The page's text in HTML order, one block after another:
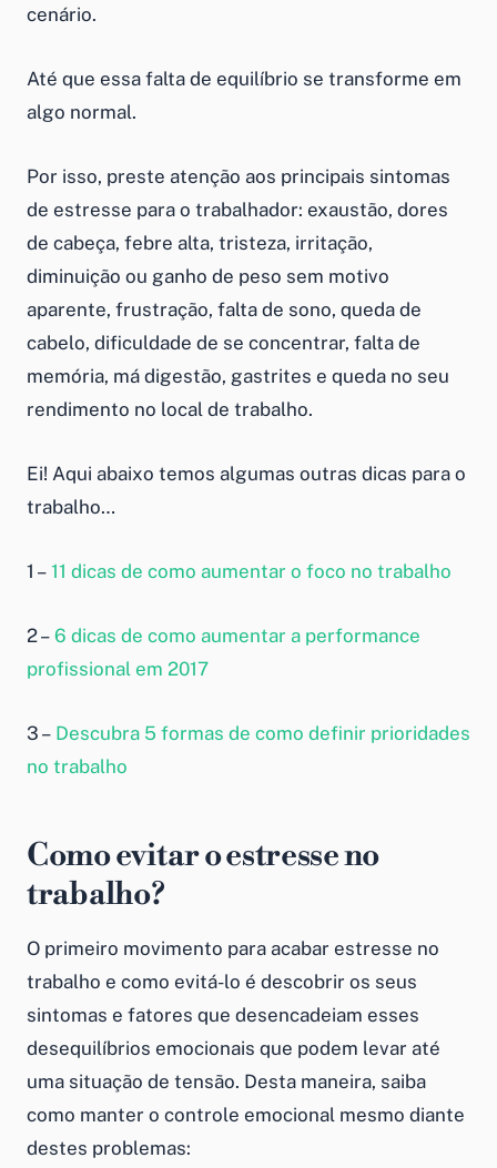
cenário.
Até que essa falta de equilíbrio se transforme em
algo normal.
Por isso, preste atenção aos principais sintomas
de estresse para o trabalhador: exaustão, dores
de cabeça, febre alta, tristeza, irritação,
diminuição ou ganho de peso sem motivo
aparente, frustração, falta de sono, queda de
cabelo, dificuldade de se concentrar, falta de
memória, má digestão, gastrites e queda no seu
rendimento no local de trabalho.
Ei! Aqui abaixo temos algumas outras dicas para o
trabalho…
1 – 11 dicas de como aumentar o foco no trabalho
2 – 6 dicas de como aumentar a performance
profissional em 2017
3 – Descubra 5 formas de como definir prioridades
no trabalho
Como evitar o estresse no
trabalho?
O primeiro movimento para acabar estresse no
trabalho e como evitá-lo é descobrir os seus
sintomas e fatores que desencadeiam esses
desequilíbrios emocionais que podem levar até
uma situação de tensão. Desta maneira, saiba
como manter o controle emocional mesmo diante
destes problemas: